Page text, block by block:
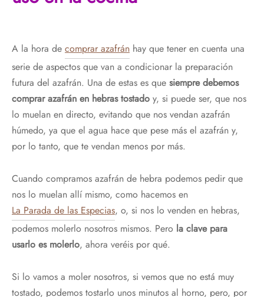
A la hora de comprar azafrán hay que tener en cuenta una
serie de aspectos que van a condicionar la preparación
futura del azafrán. Una de estas es que siempre debemos
comprar azafrán en hebras tostado y, si puede ser, que nos
lo muelan en directo, evitando que nos vendan azafrán
húmedo, ya que el agua hace que pese más el azafrán y,
por lo tanto, que te vendan menos por más.
Cuando compramos azafrán de hebra podemos pedir que
nos lo muelan allí mismo, como hacemos en
La Parada de las Especias, o, si nos lo venden en hebras,
podemos molerlo nosotros mismos. Pero la clave para
usarlo es molerlo, ahora veréis por qué.
Si lo vamos a moler nosotros, si vemos que no está muy
tostado, podemos tostarlo unos minutos al horno, pero, por